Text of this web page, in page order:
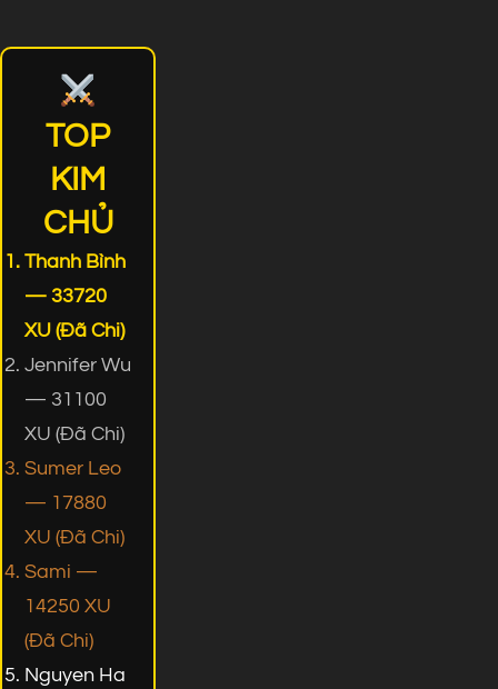
TOP
KIM
CHỦ
Thanh Bình
— 33720
XU (Đã Chi)
Jennifer Wu
— 31100
XU (Đã Chi)
Sumer Leo
— 17880
XU (Đã Chi)
Sami —
14250 XU
(Đã Chi)
Nguyen Ha